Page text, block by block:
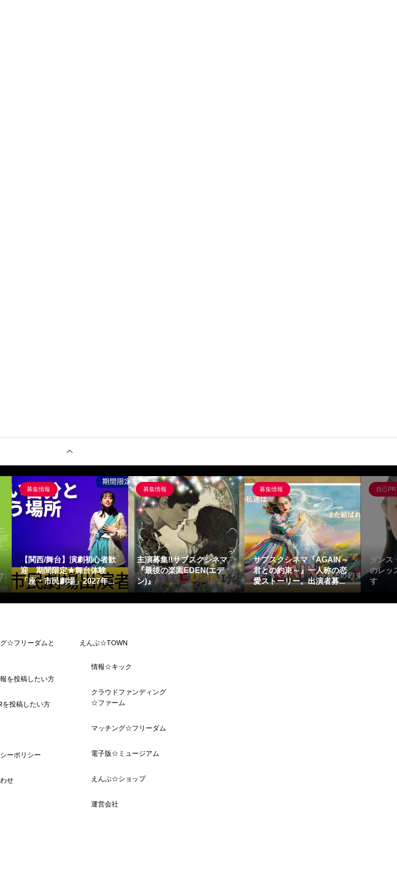
募集情報
【関西/舞台】演劇初心者歓
迎 期間限定★舞台体験
「座・市民劇場」2027年...
募集情報
主演募集‼サブスクシネマ
『最後の楽園EDEN(エデ
ン)』
募集情報
サブスクシネマ『AGAIN～
君との約束～』一人称の恋
愛ストーリー。出演者募...
自己PR
ダンス
のレッ
す
☆フリーダムと
を投稿したい方
投稿したい方
ーポリシー
せ
えんぶ☆TOWN
情報☆キック
クラウドファンディング
☆ファーム
マッチング☆フリーダム
電子版☆ミュージアム
えんぶ☆ショップ
運営会社